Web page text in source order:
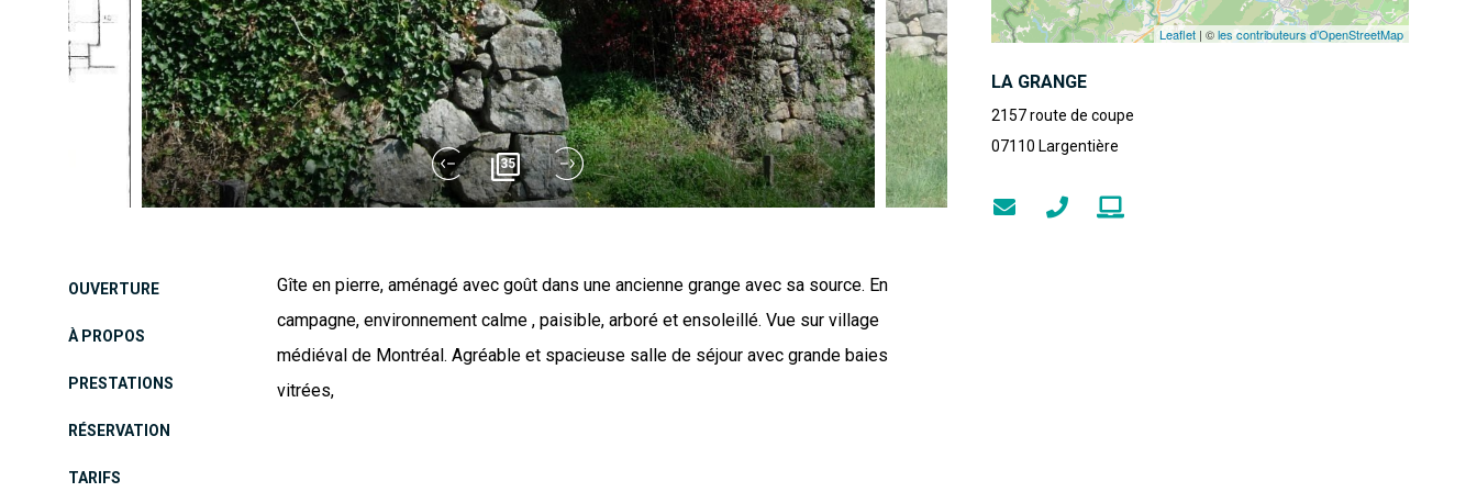
35
OUVERTURE
À PROPOS
PRESTATIONS
RÉSERVATION
TARIFS
Gîte en pierre, aménagé avec goût dans une ancienne grange avec sa source. En
campagne, environnement calme , paisible, arboré et ensoleillé. Vue sur village
médiéval de Montréal. Agréable et spacieuse salle de séjour avec grande baies
vitrées,
Leaflet | ©les contributeurs d’OpenStreetMap
LA GRANGE
2157 route de coupe
07110 Largentière